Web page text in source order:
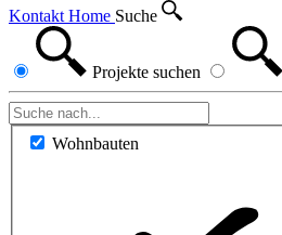
Kontakt Home Suche
Projekte suchen
Wohnbauten